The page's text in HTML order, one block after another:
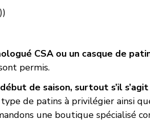
CSA ou un casque de
permis.
de saison, surtout s’il s’agit
de patins à privilégier ainsi
une boutique spécialisé